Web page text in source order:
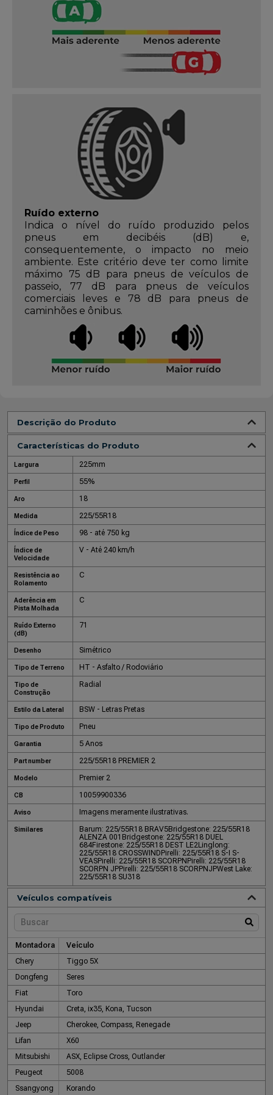
Ruído externo
Indica o nível do ruído produzido pelos
pneus em decibéis (dB) e,
consequentemente, o impacto no meio
ambiente. Este critério deve ter como limite
máximo 75 dB para pneus de veículos de
passeio, 77 dB para pneus de veículos
comerciais leves e 78 dB para pneus de
caminhões e ônibus.
Descrição do Produto
Características do Produto
Largura 225mm
Perfil 55%
Aro 18
Medida 225/55R18
Índice de Peso 98 - até 750 kg
Índice de
Velocidade
V - Até 240 km/h
Resistência ao
Rolamento
C
Aderência em
Pista Molhada
C
Ruído Externo
(dB)
71
Desenho Simétrico
Tipo de Terreno HT - Asfalto / Rodoviário
Tipo de
Construção
Radial
Estilo da Lateral BSW - Letras Pretas
Tipo de Produto Pneu
Garantia 5 Anos
Part number 225/55R18 PREMIER 2
Modelo Premier 2
CB 10059900336
Aviso Imagens meramente ilustrativas.
Similares Barum: 225/55R18 BRAV5Bridgestone: 225/55R18
ALENZA 001 Bridgestone: 225/55R18 DUEL
684Firestone: 225/55R18 DEST LE2Linglong:
225/55R18 CROSSWIND Pirelli: 225/55R18 S-I S-
VEASPirelli: 225/55R18 SCORPN Pirelli: 225/55R18
SCORPN JPPirelli: 225/55R18 SCORPNJPWest Lake:
225/55R18 SU318
Veículos compatíveis
Montadora
Veículo
Chery
Tiggo 5X
Dongfeng
Seres
Fiat
Toro
Hyundai
Creta, ix35, Kona, Tucson
Jeep
Cherokee, Compass, Renegade
Lifan
X60
Mitsubishi
ASX, Eclipse Cross, Outlander
Peugeot
5008
Ssangyong
Korando